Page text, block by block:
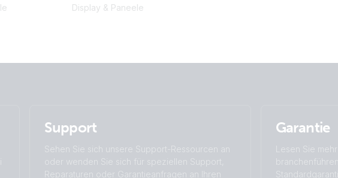
Charger 24/25 (2+1) 120-240V (wirekit)
Display & Paneele
Support
Sehen Sie sich unsere Support-Ressourcen an
oder wenden Sie sich für speziellen Support,
Reparaturen oder Garantieanfragen an Ihren
Garantie
Lesen Sie